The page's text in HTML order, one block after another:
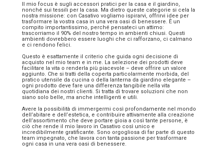
Il mio focus è sugli accessori pratici per la casa e il giardino,
nonché sui tessili per la casa. Ma dietro queste categorie si cela la
nostra missione: con Casativo vogliamo ispirarvi, offrirvi idee per
trasformare la vostra casa in una vera oasi di benessere. È un
compito importantissimo, perché pensateci un attimo:
trascorriamo il 90% del nostro tempo in ambienti chiusi. Questi
ambienti dovrebbero essere luoghi che ci rafforzano, ci calmano
e ci rendono felici.
Questo è esattamente il criterio che guida ogni decisione di
acquisto nel mio team e in me. La selezione dei prodotti deve
facilitare la vita o renderla più piacevole – deve offrire un valore
aggiunto. Che si tratti della coperta particolarmente morbida, del
pratico utensile da cucina o della lanterna da giardino elegante –
ogni prodotto deve fare una differenza tangibile nella vita
quotidiana dei nostri clienti. Si tratta di trovare soluzioni che non
siano solo belle, ma anche intelligenti e utili.
Avere la possibilità di immergermi così profondamente nel mondo
dell’abitare e dell’estetica, e contribuire attivamente alla creazione
dell’assortimento che deve portare gioia a così tante persone, è
ciò che rende il mio lavoro in Casativo così unico e
incredibilmente gratificante. Sono orgogliosa di far parte di questo
team impegnato, che lavora con tanta passione per trasformare
ogni casa in una vera oasi di benessere.